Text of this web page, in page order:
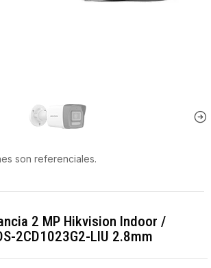
son referenciales.
2 MP Hikvision Indoor /
2CD1023G2-LIU 2.8mm